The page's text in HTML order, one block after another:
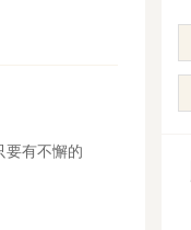
要有不懈的